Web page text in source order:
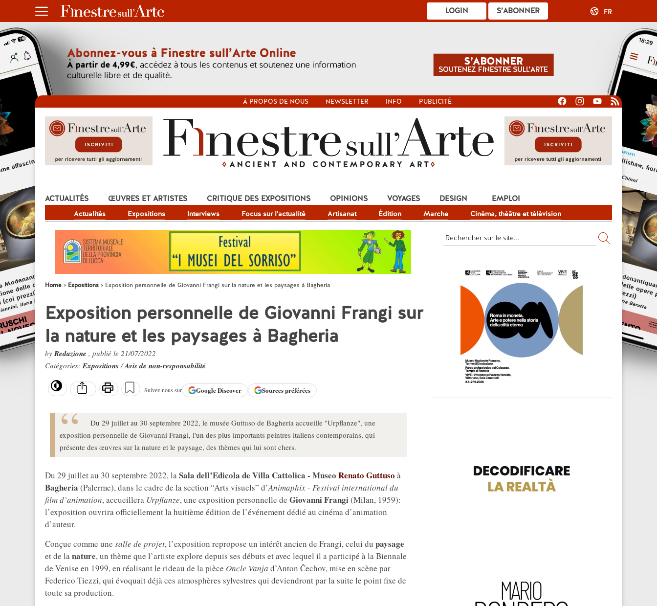
S’ABONNER
LOGIN FR
À PROPOS DE NOUS NEWSLETTER INFO PUBLICITÉ
ACTUALITÉS
Actualités Expositions Interviews Focus sur l'actualité Artisanat Édition Marche Cinéma, théâtre et télévision
ŒUVRES ET ARTISTES CRITIQUE DES EXPOSITIONS OPINIONS VOYAGES DESIGN EMPLOI
Home Expositions Exposition personnelle de Giovanni Frangi sur la nature et les paysages à Bagheria
Exposition personnelle de Giovanni Frangi sur
la nature et les paysages à Bagheria
byRedazione , publié le 21/07/2022
Catégories:Expositions/Avis de non-responsabilité
Suivez-nous sur GoogleDiscover Sources préférées
Du 29 juillet au 30 septembre 2022, le musée Guttuso de Bagheria accueille "Urpflanze", une
exposition personnelle de Giovanni Frangi, l'un des plus importants peintres italiens contemporains, qui
présente des œuvres sur la nature et le paysage, des thèmes qui lui sont chers.
Du 29 juillet au 30 septembre 2022, laSala dell’Edicola de Villa Cattolica - Museo Renato Guttuso à
Bagheria (Palerme), dans le cadre de la section “Arts visuels” d’Animaphix - Festival international du
film d’animation, accueillera Urpflanze, une exposition personnelle de Giovanni Frangi(Milan, 1959):
l’exposition ouvrira officiellement la huitième édition de l’événement dédié au cinéma d’animation
d’auteur.
Conçue comme une salle de projet, l’exposition repropose un intérêt ancien de Frangi, celui du paysage
et de lanature, un thème que l’artiste explore depuis ses débuts et avec lequel il a participé à la Biennale
de Venise en 1999, en réalisant le rideau de la pièce Oncle Vanja d’Anton Čechov, mise en scène par
Federico Tiezzi, qui évoquait déjà ces atmosphères sylvestres qui deviendront par la suite le point fixe de
toute sa production.